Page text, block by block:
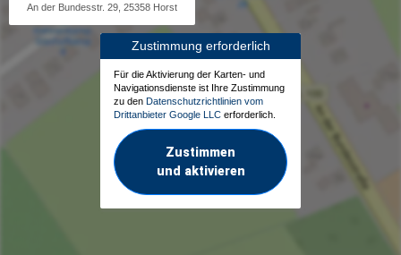
An der Bundesstr. 29, 25358 Horst
Zustimmung erforderlich
Für die Aktivierung der Karten- und
Navigationsdienste ist Ihre Zustimmung
zu den Datenschutzrichtlinien vom
Drittanbieter Google LLC erforderlich.
Zustimmen
und aktivieren